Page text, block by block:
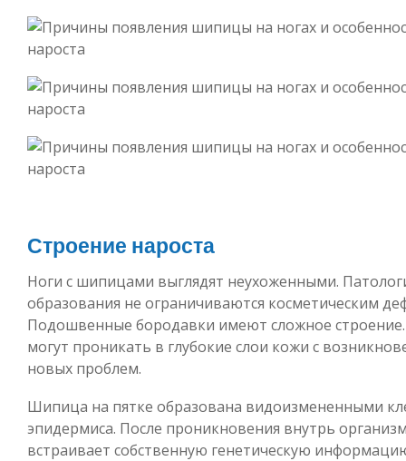
Строение нароста
Ноги с шипицами выглядят неухоженными.
образования не ограничиваются косметическим
Подошвенные бородавки имеют сложное
могут проникать в глубокие слои кожи с
новых проблем.
Шипица на пятке образована видоизмененными
эпидермиса. После проникновения внутрь
встраивает собственную генетическую